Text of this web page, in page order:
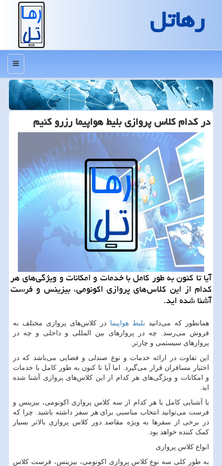
رهاتل
منو
در كدام كلاس پروازی بلیط هواپیما رزرو كنیم
آیا تا كنون به طور كامل با خدمات و امكانات و ویژگی‌های هر
كدام از این كلاس‌های پروازی اكونومی، بیزینس و فرست
آشنا شده اید.
همانطور که می‌دانید بلیط هواپیما در کلاس‌های پروازی مختلف به
فروش می‌رسد. چه در پرواز‌های بین المللی و داخلی و چه در
پرواز‌های سیستمی و چارتر.
این تفاوت در ارائه خدمات و نوع صندلی و فضایی می‌باشد که در
اختیار مسافران قرار می‌گیرد. اما آیا تا کنون به طور کامل با خدمات
و امکانات و ویژگی‌های هر کدام از این کلاس‌های پروازی آشنا شده
اید.
با آشنایی کامل با هر کدام از سه کلاس پروازی اکونومی، بیزینس و
فرست می‌توانید انتخاب مناسبی برای هر سفر داشته باشید. چرا که
در برخی از سفر‌ها به ویژه مقاصد دور کلاس پروازی بالاتر بسیار
کمک کننده خواهد بود.
انواع کلاس پروازی
به طور کلی سه نوع کلاس پروازی اکونومی، بیزینس، فرست کلاس